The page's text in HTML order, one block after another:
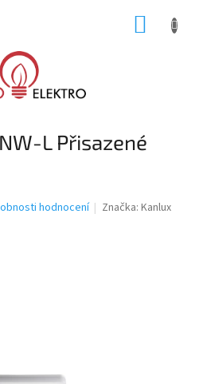
L Přisazené
hodnocení Značka:Kanlux